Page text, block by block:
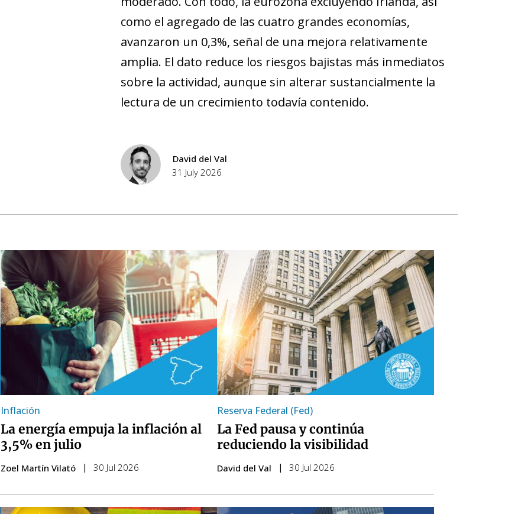
como el agregado de las cuatro grandes economías,
avanzaron un 0,3%, señal de una mejora relativamente
amplia. El dato reduce los riesgos bajistas más inmediatos
sobre la actividad, aunque sin alterar sustancialmente la
lectura de un crecimiento todavía contenido.
David del Val
31 July 2026
Inflación
La energía empuja la inflación al
3,5% en julio
Zoel Martín Vilató 30 Jul 2026
Reserva Federal (Fed)
La Fed pausa y continúa
reduciendo la visibilidad
David del Val 30 Jul 2026